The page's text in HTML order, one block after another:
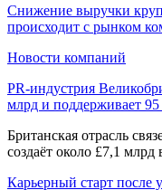
Снижение выручки
происходит с рынком
Новости компаний
PR-индустрия
млрд и поддерживает
Британская отрасль
создаёт около £7,1
Карьерный старт после